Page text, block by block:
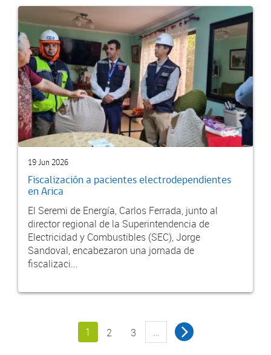
19 Jun 2026
Fiscalización a pacientes electrodependientes
en Arica
El Seremi de Energía, Carlos Ferrada, junto al
director regional de la Superintendencia de
Electricidad y Combustibles (SEC), Jorge
Sandoval, encabezaron una jornada de
fiscalizaci...
1 2 3 …